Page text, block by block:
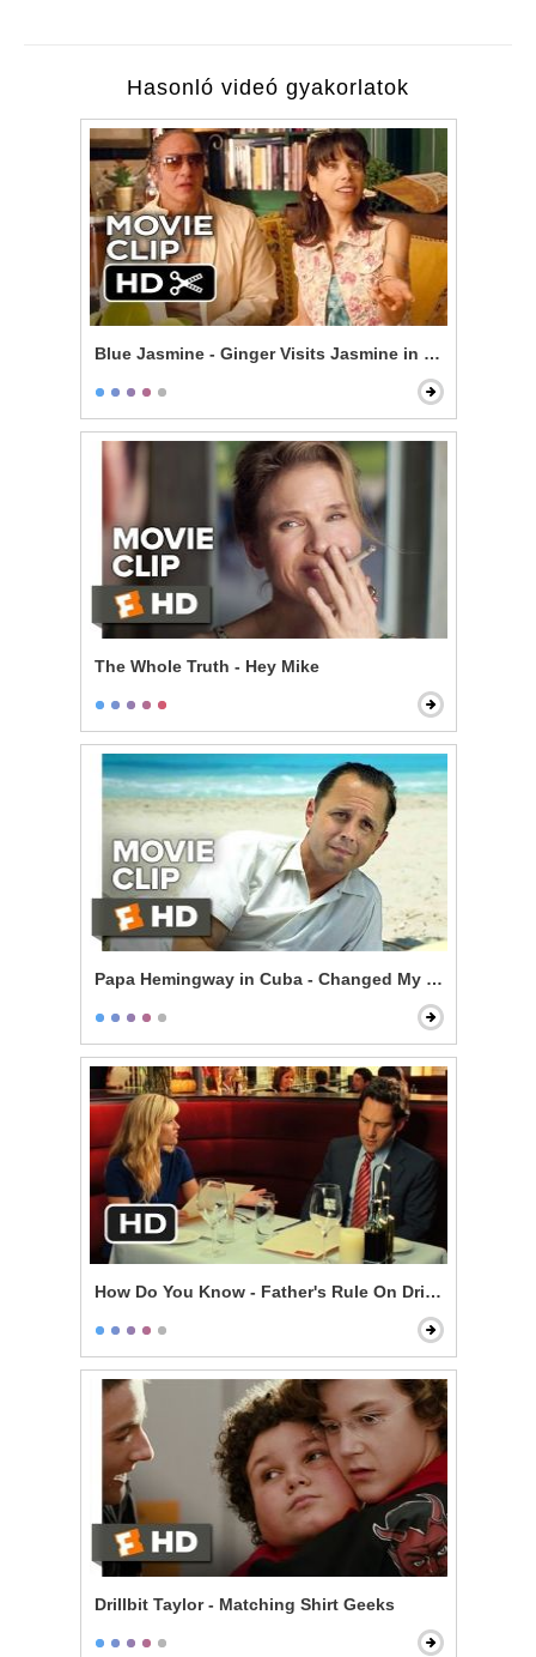
Hasonló videó gyakorlatok
Blue Jasmine - Ginger Visits Jasmine in New York
The Whole Truth - Hey Mike
Papa Hemingway in Cuba - Changed My Life
How Do You Know - Father's Rule On Drinking
Drillbit Taylor - Matching Shirt Geeks